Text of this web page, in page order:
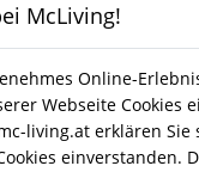
FILTER ANWENDEN
McLiving!
Online-
Webseite Cookies
living.at erklären Sie
einverstanden.